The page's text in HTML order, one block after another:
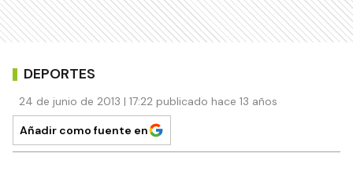
DEPORTES
24 de junio de 2013 | 17:22 publicado hace 13 años
Añadir como fuente en